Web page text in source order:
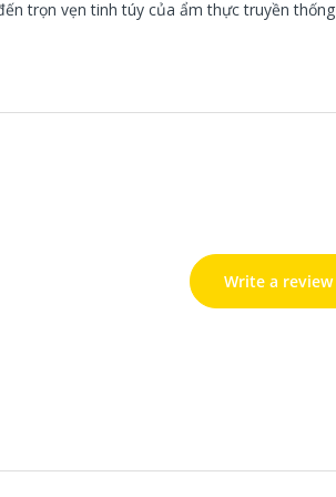
trọn vẹn tinh túy của ẩm thực truyền thống
Write a review